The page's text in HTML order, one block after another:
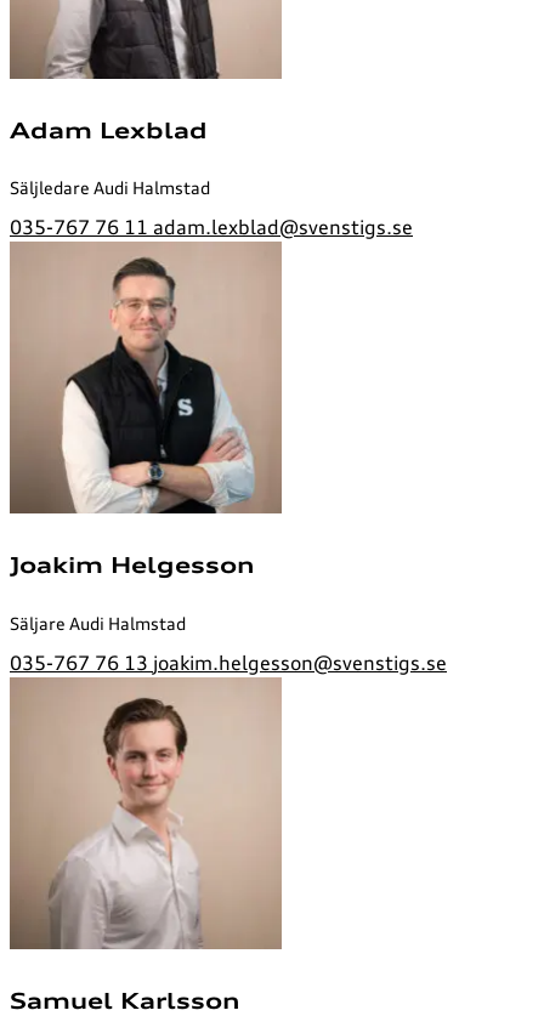
Adam Lexblad
Säljledare Audi Halmstad
035-767 76 11 adam.lexblad@svenstigs.se
Joakim Helgesson
Säljare Audi Halmstad
035-767 76 13 joakim.helgesson@svenstigs.se
Samuel Karlsson